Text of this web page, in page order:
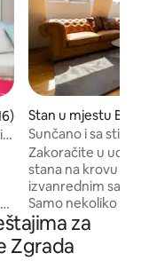
ocjena 4,9 od 5,
Stan u mjestu Beč
Sunčano i sa
bračni krevet i
Zakoračite u
stana na krovu
izvanrednim
Samo nekoliko
Radetzkyplatza i
urbano utočište,
restorana,
za
Zgrada